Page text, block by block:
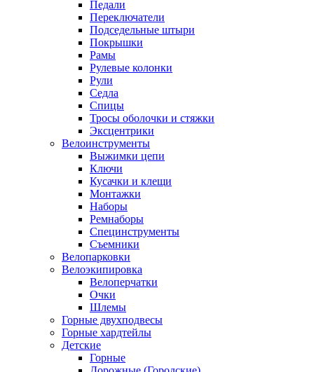
Педали
Переключатели
Подседельные штыри
Покрышки
Рамы
Рулевые колонки
Рули
Седла
Спицы
Тросы оболочки и стяжки
Эксцентрики
Велоинструменты
Выжимки цепи
Ключи
Кусачки и клещи
Монтажки
Наборы
Ремнаборы
Специнструменты
Съемники
Велопарковки
Велоэкипировка
Велоперчатки
Очки
Шлемы
Горные двухподвесы
Горные хардтейлы
Детские
Горные